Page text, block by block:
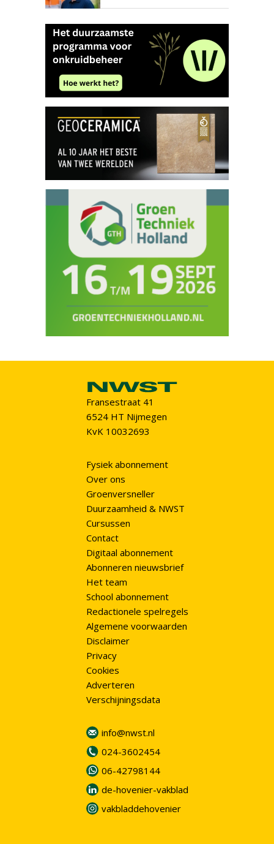
Fransestraat 41
6524 HT Nijmegen
KvK 10032693
Fysiek abonnement
Over ons
Groenversneller
Duurzaamheid & NWST
Cursussen
Contact
Digitaal abonnement
Abonneren nieuwsbrief
Het team
School abonnement
Redactionele spelregels
Algemene voorwaarden
Disclaimer
Privacy
Cookies
Adverteren
Verschijningsdata
info@nwst.nl
024-3602454
06-42798144
de-hovenier-vakblad
vakbladdehovenier